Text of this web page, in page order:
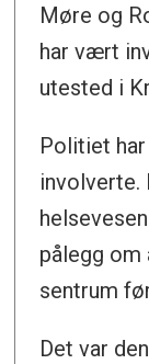
Møre og
har vært
utested i
Politiet
involverte.
pålegg om
sentrum
Det var